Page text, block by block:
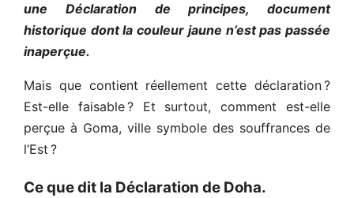
une Déclaration de principes, document
historique dont la couleur jaune n’est pas passée
inaperçue.
Mais que contient réellement cette déclaration ?
Est-elle faisable ? Et surtout, comment est-elle
perçue à Goma, ville symbole des souffrances de
l’Est ?
Ce que dit la Déclaration de Doha.